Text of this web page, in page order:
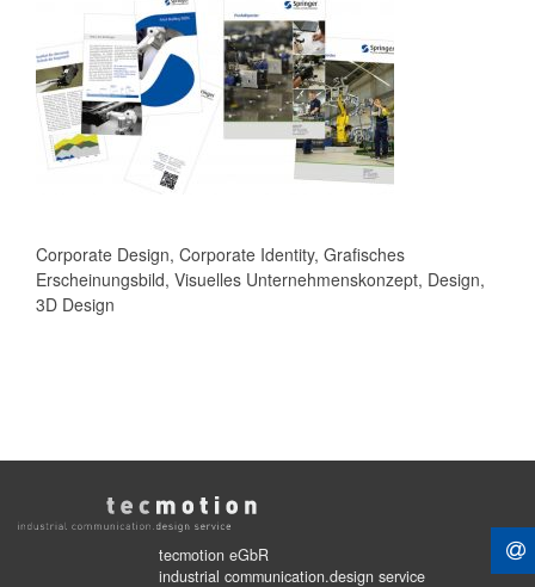
Corporate Design, Corporate Identity, Grafisches
Erscheinungsbild, Visuelles Unternehmenskonzept, Design,
3D Design
tecmotion eGbR
industrial communication.design service